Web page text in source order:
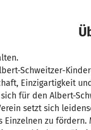
Schweitzer-
Einzigartigkeit
für den Albert-
setzt sich
Einzelnen zu